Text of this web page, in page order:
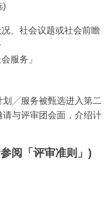
)
、社会议题或社会前瞻
服务」
划╱服务被甄选进入第二
与评审团会面，介绍计
阅「评审准则」)